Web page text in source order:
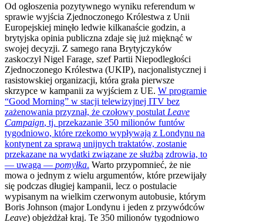
Od ogłoszenia pozytywnego wyniku referendum w
sprawie wyjścia Zjednoczonego Królestwa z Unii
Europejskiej minęło ledwie kilkanaście godzin, a
brytyjska opinia publiczna zdaje się już mięknąć w
swojej decyzji. Z samego rana Brytyjczyków
zaskoczył Nigel Farage, szef Partii Niepodległości
Zjednoczonego Królestwa (UKIP), nacjonalistycznej i
rasistowskiej organizacji, która grała pierwsze
skrzypce w kampanii za wyjściem z UE. W programie
“Good Morning” w stacji telewizyjnej ITV bez
zażenowania przyznał, że czołowy postulat Leave
Campaign, tj. przekazanie 350 milionów funtów
tygodniowo, które rzekomo wypływają z Londynu na
kontynent za sprawą unijnych traktatów, zostanie
przekazane na wydatki związane ze służbą zdrowia, to
— uwaga — pomyłka. Warto przypomnieć, że nie
mowa o jednym z wielu argumentów, które przewijały
się podczas długiej kampanii, lecz o postulacie
wypisanym na wielkim czerwonym autobusie, którym
Boris Johnson (major Londynu i jeden z przywódców
Leave) objeżdżał kraj. Te 350 milionów tygodniowo